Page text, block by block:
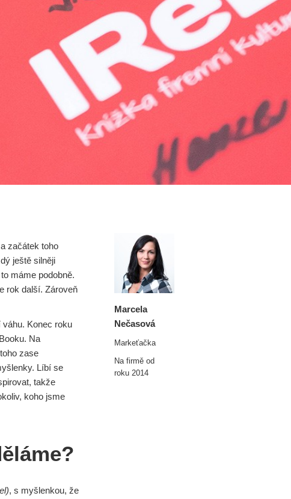
Marcela
Nečasová
Markeťačka
Na firmě od
roku 2014
začátek toho
ještě silněji
máme podobně.
rok další. Zároveň
váhu. Konec roku
Na
zase
Líbí se
takže
koho jsme
, s myšlenkou, že